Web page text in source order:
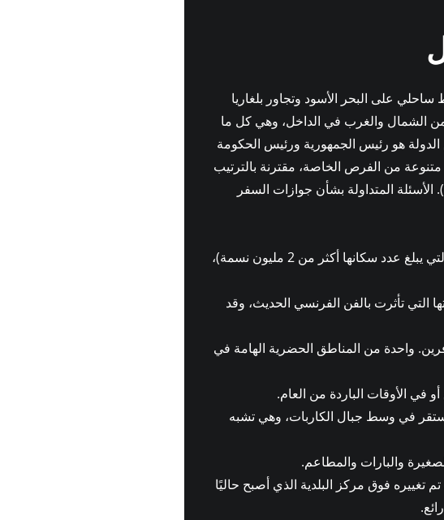
على البحر الأسود وتجاور بلغاريا
من الشمال والغرب في الداخل، وهي كل ما
هو رئيس الجمهورية ورئيس الحكومة
من الفرص الخاصة، مقترنة بالترتيب
النقدي المركز والتوجيه الحكومي. رومانيا عضو في الاتحاد الأوروبي (EU). الأسئلة المتداولة بشأن جوازات السفر
أكبر المدن (التي يبلغ عدد سكانها أكثر من 2 مليون نسمة)،
تأثرت بالفن الفرنسي الحديث، وقد
واحدة من المناطق الحضرية الهامة في
في الأوقات الباردة من العام.
وتستقر في وسط جبال الكاربات، وهي تشبه
والبارات والمطاعم.
تغييره فوق مركز البلدية الذي أصبح حاليًا